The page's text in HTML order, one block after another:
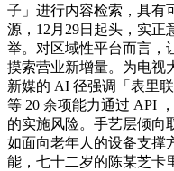
子」进行内容检索，具有
源，12月29日起头，实正
举。对区域性平台而言，
摸索营业新增量。为电视
新媒的 AI 径强调「表里
等 20 余项能力通过 API
的实施风险。手艺层倾向
如面向老年人的设备支撑
能，七十二岁的陈某芝卡